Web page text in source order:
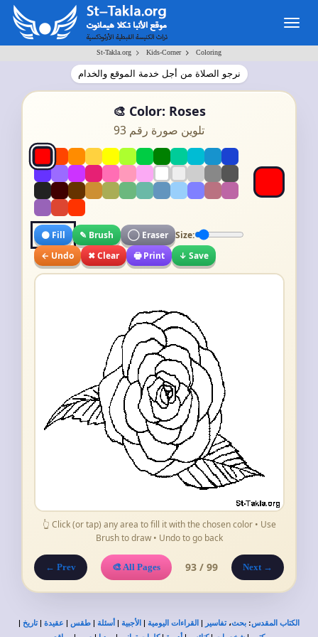
St-Takla.org > Kids-Corner> Coloring
نرجو الصلاة من أجل خدمة الموقع والخدام
🎨 Color: Roses
تلوين صورة رقم 93
⚫ Fill ✎ Brush ◯ Eraser Size:
← Undo
✖ Clear 🖶 Print ↓ Save
👆 Click (or tap) any area to fill it with the chosen color • Use
Brush to draw • Undo to go back
← Prev 🎨 All Pages 93 / 99 Next →
الكتاب المقدس: بحث،تفاسير | القراءات اليومية | الأجبية | أسئلة | طقس | عقيدة |تاريخ |